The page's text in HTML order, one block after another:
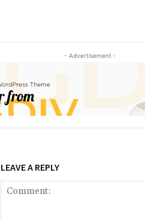
- Advertisement -
LEAVE A REPLY